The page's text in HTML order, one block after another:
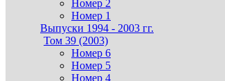
Номер 2
Номер 1
Выпуски 1994 - 2003 гг.
Том 39 (2003)
Номер 6
Номер 5
Номер 4